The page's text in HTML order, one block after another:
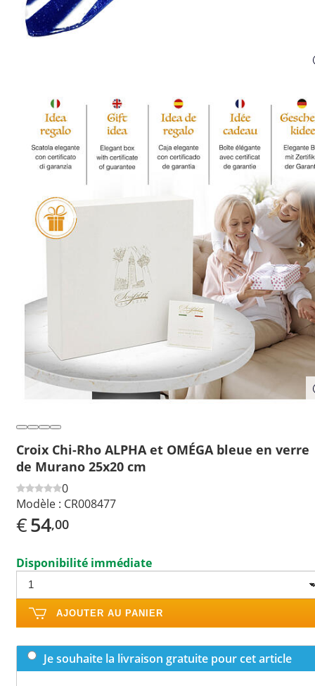
Croix Chi-Rho ALPHA et OMÉGA bleue en verre
de Murano 25x20 cm
0
Modèle : CR008477
€54,00
Disponibilité immédiate
AJOUTER AU PANIER
Je souhaite la livraison gratuite pour cet article